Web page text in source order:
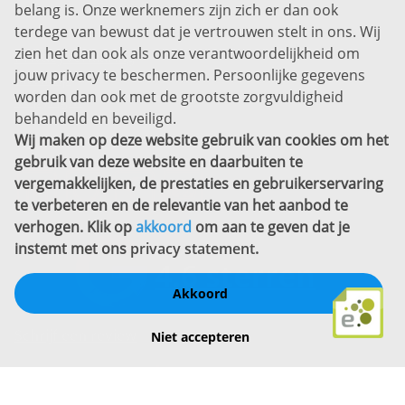
Disclaimer
Privacyverklaring
Sitemap
Copyright
Bekijk ook eens
belang is. Onze werknemers zijn zich er dan ook
terdege van bewust dat je vertrouwen stelt in ons. Wij
zien het dan ook als onze verantwoordelijkheid om
jouw privacy te beschermen. Persoonlijke gegevens
worden dan ook met de grootste zorgvuldigheid
behandeld en beveiligd.
Wij maken op deze website gebruik van cookies om het
gebruik van deze website en daarbuiten te
vergemakkelijken, de prestaties en gebruikerservaring
te verbeteren en de relevantie van het aanbod te
verhogen. Klik opakkoord om aan te geven dat je
instemt met ons privacy statement.
Akkoord
Niet accepteren